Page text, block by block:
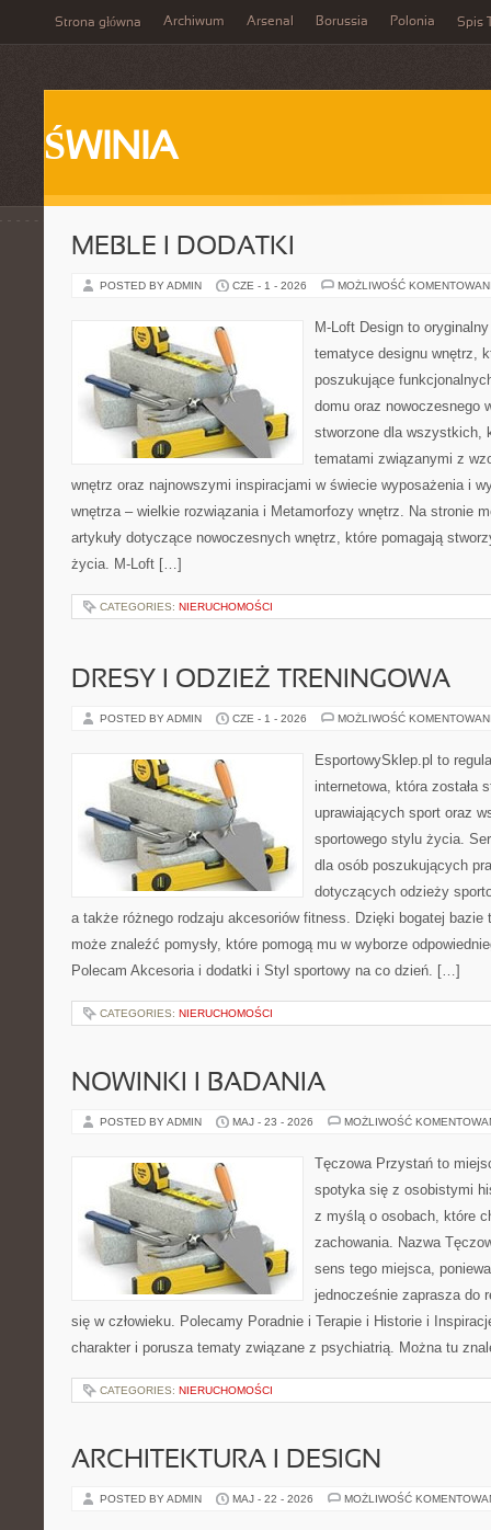
Strona główna Archiwum Arsenal Borussia Polonia Spis
ŚWINIA
MEBLE I DODATKI
POSTED BY ADMIN CZE - 1 - 2026 MOŻLIWOŚĆ
M-Loft Design to
tematyce designu wnętrz,
poszukujące
domu oraz nowoczesnego
stworzone dla wszystkich,
tematami związanymi z
wnętrz oraz najnowszymi inspiracjami w świecie wyposażenia i
wnętrza – wielkie rozwiązania i Metamorfozy wnętrz. Na stronie
artykuły dotyczące nowoczesnych wnętrz, które pomagają
życia. M-Loft […]
CATEGORIES: NIERUCHOMOŚCI
DRESY I ODZIEŻ TRENINGOWA
POSTED BY ADMIN CZE - 1 - 2026 MOŻLIWOŚĆ
EsportowySklep.pl to
internetowa, która została
uprawiających sport oraz
sportowego stylu życia.
dla osób poszukujących
dotyczących odzieży
a także różnego rodzaju akcesoriów fitness. Dzięki bogatej
może znaleźć pomysły, które pomogą mu w wyborze
Polecam Akcesoria i dodatki i Styl sportowy na co dzień. […]
CATEGORIES: NIERUCHOMOŚCI
NOWINKI I BADANIA
POSTED BY ADMIN MAJ - 23 - 2026 MOŻLIWOŚĆ
Tęczowa Przystań to
spotyka się z osobistymi
z myślą o osobach, które
zachowania. Nazwa
sens tego miejsca,
jednocześnie zaprasza do
się w człowieku. Polecamy Poradnie i Terapie i Historie i
charakter i porusza tematy związane z psychiatrią. Można tu
CATEGORIES: NIERUCHOMOŚCI
ARCHITEKTURA I DESIGN
POSTED BY ADMIN MAJ - 22 - 2026 MOŻLIWOŚĆ